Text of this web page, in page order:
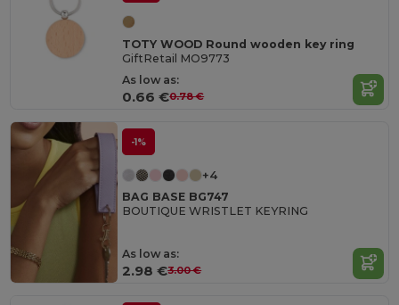
TOTY WOOD Round wooden key ring
GiftRetail MO9773
As low as:
0.66 €0.78 €
-1%
+4
BAG BASE BG747
BOUTIQUE WRISTLET KEYRING
As low as:
2.98 €3.00 €